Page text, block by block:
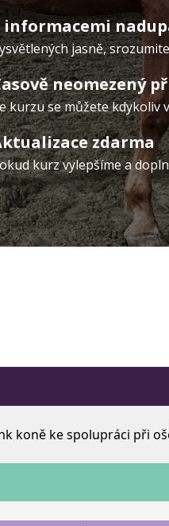
informacemi
jasně,
neomezený
kurzu se můžete kdykoliv
zdarma
kurz vylepšíme a
koně ke spolupráci při